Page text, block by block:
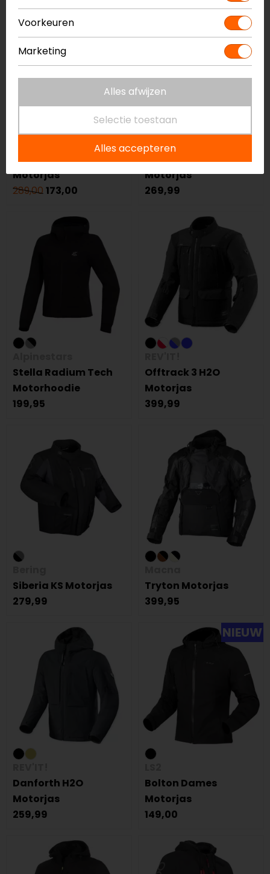
-40%
Liden Dames
Motorjas
289,00173,00
op=op
REV'IT!
Afterburn H2O Dames
Motorjas
269,99
Stella Radium Tech
Motorhoodie
199,95
Offtrack 3 H2O
Motorjas
399,99
Siberia KS Motorjas
279,99
Tryton Motorjas
399,95
Danforth H2O
Motorjas
259,99
NIEUW
Bolton Dames
Motorjas
149,00
Voorkeuren
Marketing
Alles afwijzen
Selectie toestaan
Alles accepteren